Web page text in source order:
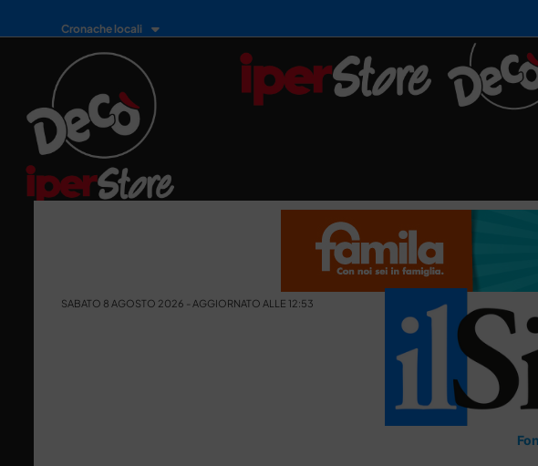
Cronache locali
SABATO 8 AGOSTO 2026 - AGGIORNATO ALLE 12:53